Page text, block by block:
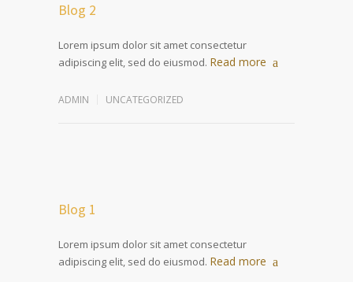
Blog 2
Lorem ipsum dolor sit amet consectetur
adipiscing elit, sed do eiusmod. Read more
ADMIN UNCATEGORIZED
Blog 1
Lorem ipsum dolor sit amet consectetur
adipiscing elit, sed do eiusmod. Read more